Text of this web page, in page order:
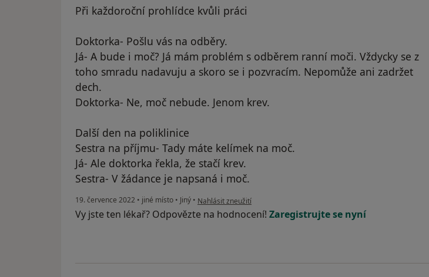
Při každoroční prohlídce kvůli práci
Doktorka- Pošlu vás na odběry.
Já- A bude i moč? Já mám problém s odběrem ranní moči. Vždycky se z
toho smradu nadavuju a skoro se i pozvracím. Nepomůže ani zadržet
dech.
Doktorka- Ne, moč nebude. Jenom krev.
Další den na poliklinice
Sestra na příjmu- Tady máte kelímek na moč.
Já- Ale doktorka řekla, že stačí krev.
Sestra- V žádance je napsaná i moč.
19. července 2022 • jiné místo • Jiný • podle názoru uživatele MK
Nahlásit zneužití
Vy jste ten lékař? Odpovězte na hodnocení! Zaregistrujte se nyní